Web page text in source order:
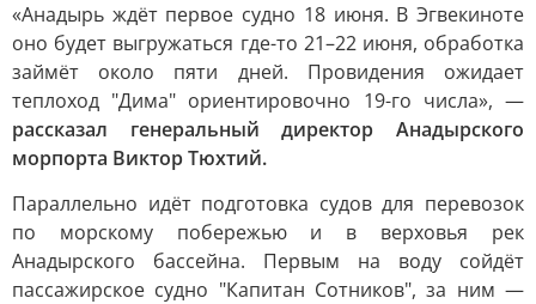
«Анадырь ждёт первое судно 18 июня. В Эгвекиноте
оно будет выгружаться где-то 21–22 июня, обработка
займёт около пяти дней. Провидения ожидает
теплоход "Дима" ориентировочно 19-го числа», —
рассказал генеральный директор Анадырского
морпорта Виктор Тюхтий.
Параллельно идёт подготовка судов для перевозок
по морскому побережью и в верховья рек
Анадырского бассейна. Первым на воду сойдёт
пассажирское судно "Капитан Сотников", за ним —